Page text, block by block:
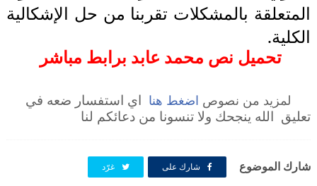
المتعلقة بالمشكلات تقربنا من حل الإشكالية
الكلية.
تحميل نص محمد عابد برابط مباشر
لمزيد من نصوص اضغط هنا
اي استفسار ضعه في
تعليق الله ينجحك ولا تنسونا من دعائكم لنا
شارك الموضوع شارك على غرّد